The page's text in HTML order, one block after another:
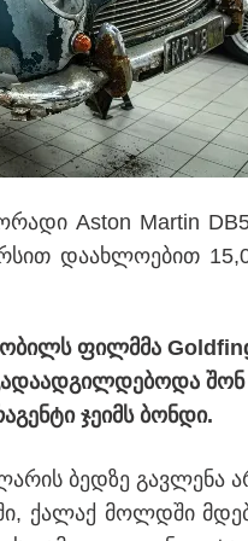
"ცივი
Aston Martin
და­ახ­ლო­ე­ბით
ფილმმა
გა­და­ად­გილ­დე­ბო­და
ჯე­იმს ბონ­დი.
ბედ­ზე გავ­ლე­ნა
ქა­ლაქ მოლ­დში